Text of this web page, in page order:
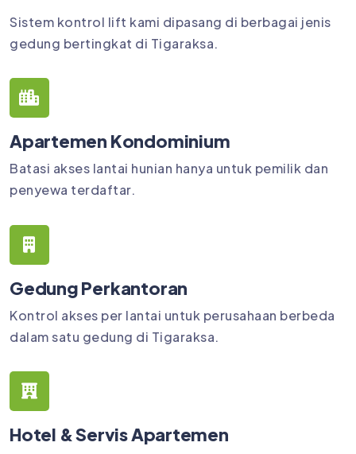
Sistem kontrol lift kami dipasang di berbagai jenis
gedung bertingkat di Tigaraksa.
Apartemen Kondominium
Batasi akses lantai hunian hanya untuk pemilik dan
penyewa terdaftar.
Gedung Perkantoran
Kontrol akses per lantai untuk perusahaan berbeda
dalam satu gedung di Tigaraksa.
Hotel & Servis Apartemen